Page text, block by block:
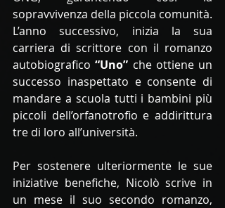
sopravvivenza della piccola comunità.
L’anno successivo, inizia la sua
carriera di scrittore con il romanzo
autobiografico “Uno” che ottiene un
successo inaspettato e consente di
mandare a scuola tutti i bambini più
piccoli dell’orfanotrofio e addirittura
tre di loro all’università.
Per sostenere ulteriormente le sue
iniziative benefiche, Nicolò scrive in